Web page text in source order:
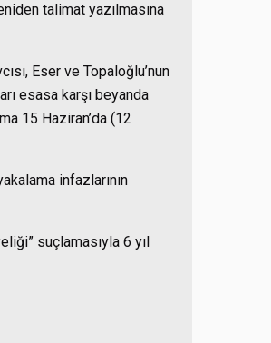
talimat yazılmasına
Eser ve Topaloğlu’nun
esasa karşı beyanda
15 Haziran’da (12
infazlarının
suçlamasıyla 6 yıl